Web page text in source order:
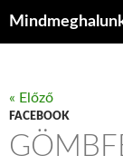
« Előző
FACEBOOK